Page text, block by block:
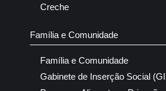
Creche
Família e Comunidade
Família e Comunidade
Gabinete de Inserção Social